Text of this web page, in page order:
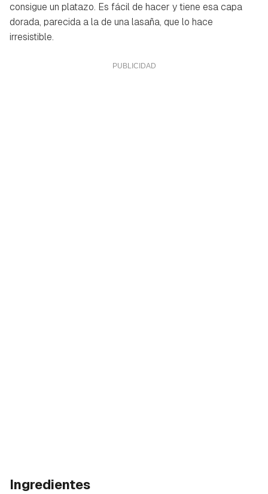
consigue un platazo. Es fácil de hacer y tiene esa capa
dorada, parecida a la de una lasaña, que lo hace
irresistible.
Ingredientes